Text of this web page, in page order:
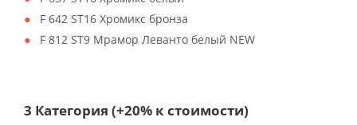
F 642 ST16 Хромикс бронза
F 812 ST9 Мрамор Леванто белый NEW
3 Категория (+20% к стоимости)